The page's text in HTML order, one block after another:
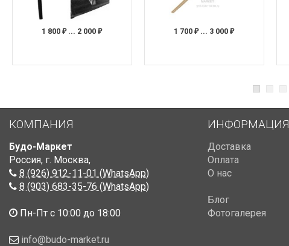
1 800 ₽... 2 000 ₽ 1 700 ₽... 3 000 ₽
КОМПАНИЯ
Будо-Маркет
Россия, г. Москва,
8 (926) 912-11-01 (WhatsApp)
8 (903) 683-35-76 (WhatsApp)
Пн-Пт с 10:00 до 18:00
info@budo-market.ru
ИНФОРМАЦИЯ
Доставка
Оплата
О нас
Блог
Фотогалерея